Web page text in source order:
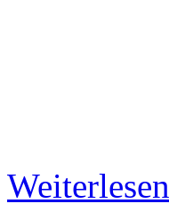
Weiterlesen